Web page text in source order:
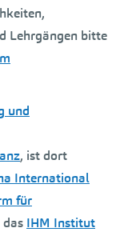
Lehrgängen bitte
und
, ist dort
International
für
das IHM Institut